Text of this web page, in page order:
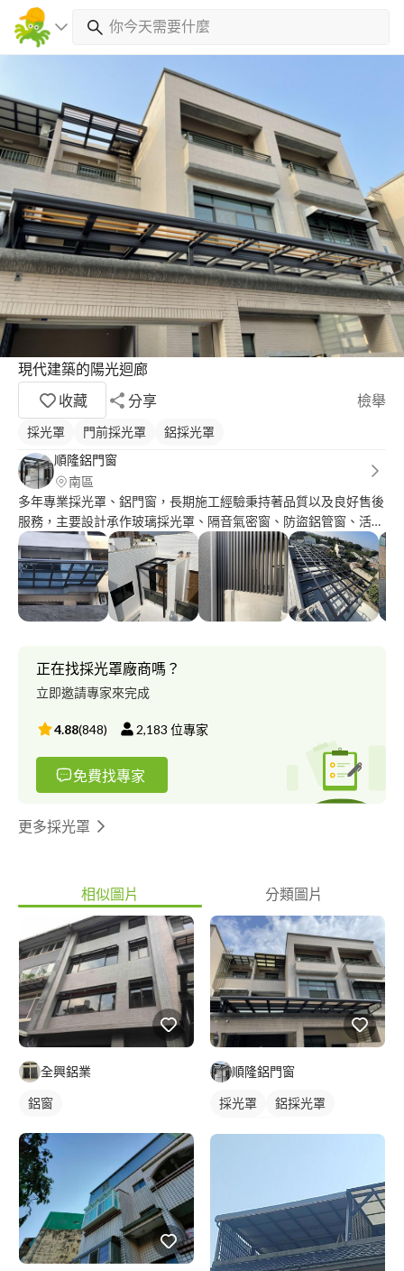
現代建築的陽光迴廊
收藏
分享 檢舉
採光罩 門前採光罩
鋁採光罩
順隆鋁門窗
南區
多年專業採光罩、鋁門窗，長期施工經驗秉持著品質以及良好售後
服務，主要設計承作玻璃採光罩、隔音氣密窗、防盜鋁管窗、活動
百葉窗、隱藏式摺紗、欄杆、格柵、淋浴拉門、三合一通風門，專
門客製化訂製。 順隆鋁門窗行，在地服務多年，以安全、美觀、
舒適、苛求精工完美的設計規劃到施工，以多年的實做經驗與品質
來完成客戶的理念，讓我們誠實、負責、專業的團隊，來幫你創造
符合人性、優質居家的生活。 我們堅持採用安全合格的材料，合
正在找採光罩廠商嗎？
立即邀請專家來完成
4.88(848) 2,183 位專家
免費找專家
更多採光罩
相似圖片 分類圖片
全興鋁業
鋁窗
順隆鋁門窗
採光罩
鋁採光罩